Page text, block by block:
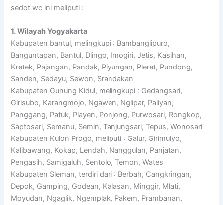
sedot wc ini meliputi :
1. Wilayah Yogyakarta
Kabupaten bantul, melingkupi : Bambanglipuro,
Banguntapan, Bantul, Dlingo, Imogiri, Jetis, Kasihan,
Kretek, Pajangan, Pandak, Piyungan, Pleret, Pundong,
Sanden, Sedayu, Sewon, Srandakan
Kabupaten Gunung Kidul, melingkupi : Gedangsari,
Girisubo, Karangmojo, Ngawen, Nglipar, Paliyan,
Panggang, Patuk, Playen, Ponjong, Purwosari, Rongkop,
Saptosari, Semanu, Semin, Tanjungsari, Tepus, Wonosari
Kabupaten Kulon Progo, meliputi : Galur, Girimulyo,
Kalibawang, Kokap, Lendah, Nanggulan, Panjatan,
Pengasih, Samigaluh, Sentolo, Temon, Wates
Kabupaten Sleman, terdiri dari : Berbah, Cangkringan,
Depok, Gamping, Godean, Kalasan, Minggir, Mlati,
Moyudan, Ngaglik, Ngemplak, Pakem, Prambanan,